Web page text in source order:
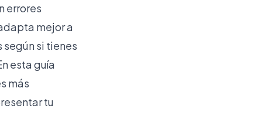
errores
mejor a
si tienes
esta guía
más
tu